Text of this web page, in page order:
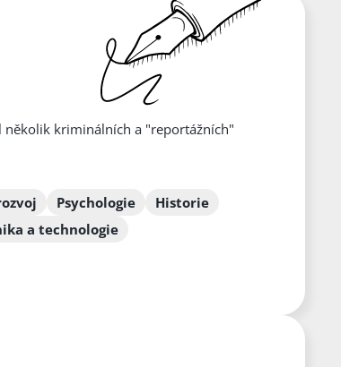
několik kriminálních a "reportážních"
Psychologie
Historie
a technologie